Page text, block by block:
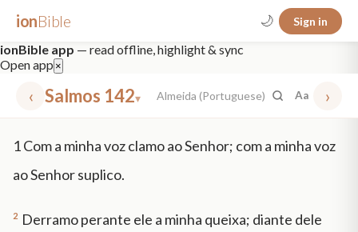
ionBible 🌙 Sign in
ionBible app — read offline, highlight & sync
Open app ×
‹ Salmos 142▾ Almeida (Portuguese) Aa ›
mt 5 nt faith
1Com a minha voz clamo ao Senhor; com a minha voz
ao Senhor suplico.
2 Derramo perante ele a minha queixa; diante dele